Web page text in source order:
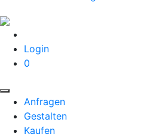
Login
0
Anfragen
Gestalten
Kaufen